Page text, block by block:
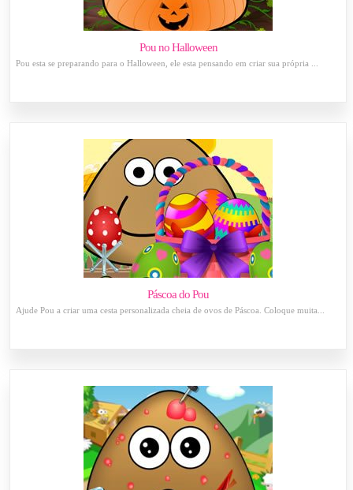
Pou no Halloween
Pou esta se preparando para o Halloween, ele esta pensando em criar sua própria ...
Páscoa do Pou
Ajude Pou a criar uma cesta personalizada cheia de ovos de Páscoa. Coloque muita...